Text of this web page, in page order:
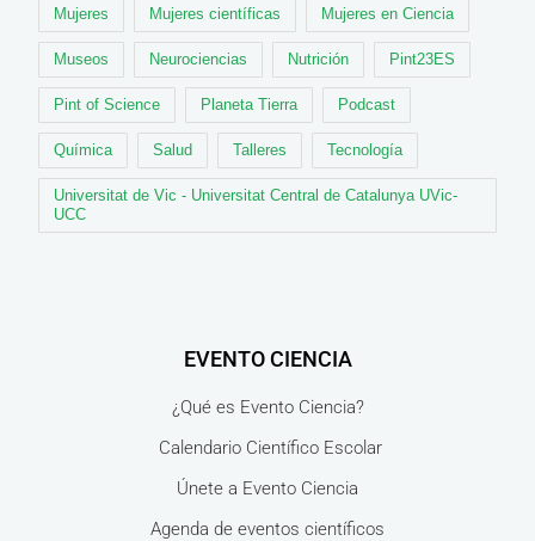
Mujeres Mujeres científicas Mujeres en Ciencia
Museos Neurociencias Nutrición Pint23ES
Pint of Science Planeta Tierra Podcast
Química Salud Talleres Tecnología
Universitat de Vic - Universitat Central de Catalunya UVic-
UCC
EVENTO CIENCIA
¿Qué es Evento Ciencia?
Calendario Científico Escolar
Únete a Evento Ciencia
Agenda de eventos científicos